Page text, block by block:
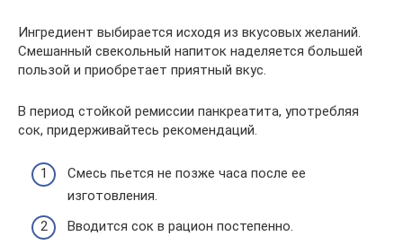
Ингредиент выбирается исходя из вкусовых желаний.
Смешанный свекольный напиток наделяется большей
пользой и приобретает приятный вкус.
В период стойкой ремиссии панкреатита, употребляя
сок, придерживайтесь рекомендаций.
Смесь пьется не позже часа после ее
изготовления.
Вводится сок в рацион постепенно.